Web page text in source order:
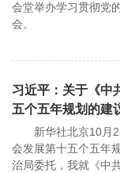
会堂举办学习贯彻党
会。
习近平：关于《中
五个五年规划的建
新华社北京10月28
会发展第十五个五年
治局委托，我就《中